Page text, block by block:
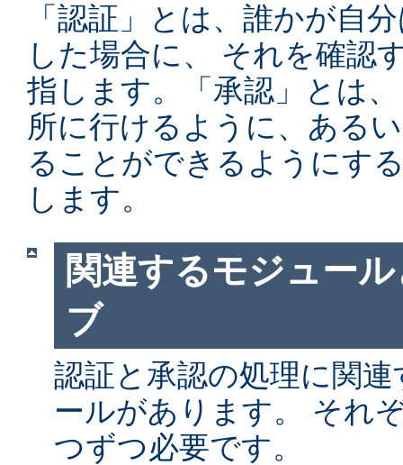
「認証」とは、誰かが自
した場合に、 それを確認
指します。「承認」とは
所に行けるように、ある
ることができるようにす
します。
関連するモジュー
ブ
認証と承認の処理に関
ールがあります。 それ
つずつ必要です。